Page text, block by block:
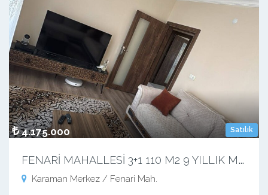
Satılık
4.175.000
F
ENARİ MAHALLESİ 3+1 110 M2 9 YILLIK MASRAFSIZ YATIRIMLIK KIRACILI DAİRE
Karaman Merkez / Fenari Mah.